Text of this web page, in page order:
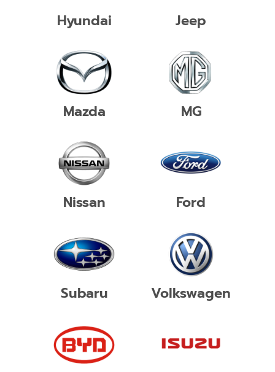
Hyundai Jeep
Mazda MG
Nissan Ford
Subaru Volkswagen